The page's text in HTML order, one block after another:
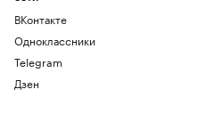
ВКонтакте
Одноклассники
Telegram
Дзен